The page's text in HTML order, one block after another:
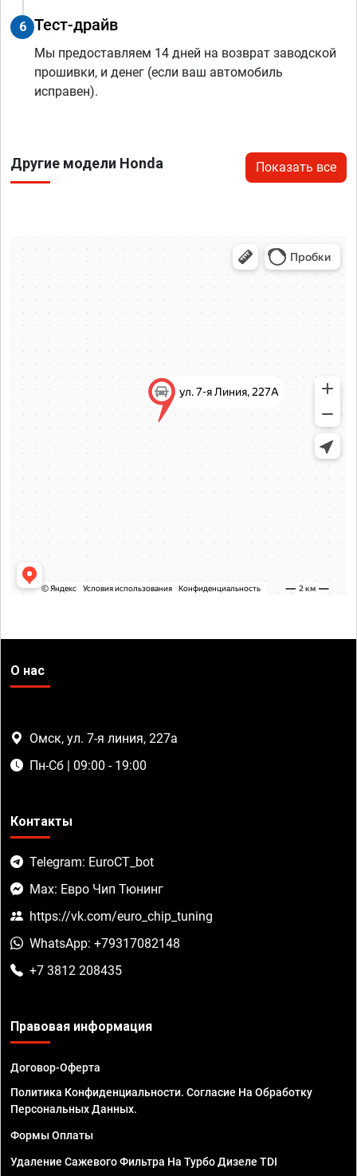
6 Тест-драйв
Мы предоставляем 14 дней на возврат заводской
прошивки, и денег (если ваш автомобиль
исправен).
Другие модели Honda Показать все
О нас
Омск, ул. 7-я линия, 227а
Пн-Сб | 09:00 - 19:00
Контакты
Telegram: EuroCT_bot
Max: Евро Чип Тюнинг
https://vk.com/euro_chip_tuning
WhatsApp: +79317082148
+7 3812 208435
Правовая информация
Договор-Оферта
Политика Конфиденциальности. Согласие На Обработку
Персональных Данных.
Формы Оплаты
Удаление Сажевого Фильтра На Турбо Дизеле TDI